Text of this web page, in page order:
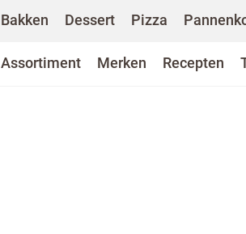
Bakken Dessert Pizza
Assortiment Merken Recepten